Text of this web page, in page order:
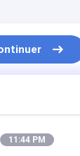
PTFE
verre de PTFE
11:44 PM